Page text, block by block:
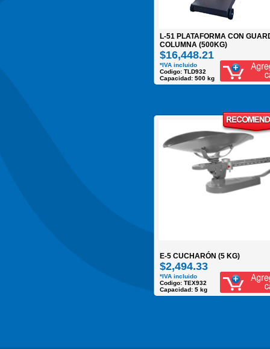
L-51 PLATAFORMA CON
COLUMNA (500KG)
$16,448.21
*IVA incluido
Codigo: TLD932
Capacidad: 500 kg
E-5 CUCHARÓN (5 KG)
$2,494.33
*IVA incluido
Codigo: TEX932
Capacidad: 5 kg